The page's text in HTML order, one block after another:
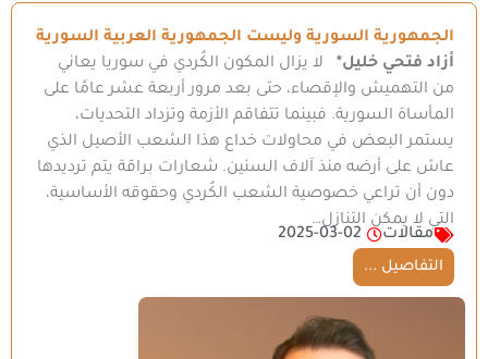
الجمهورية السورية وليست الجمهورية العربية السورية
أزاد فتحي خليل*
لا يزال المكون الكُردي في سوريا يعاني
من التهميش والإقصاء، حتى بعد مرور أربعة عشر عامًا على
المأساة السورية. فبينما تتفاقم الأزمة وتزداد التحديات،
يستمر البعض في محاولات خداع هذا الشعب الأصيل الذي
عاش على أرضه منذ آلاف السنين. شعارات براقة يتم ترديدها
دون أن تراعي خصوصية الشعب الكُردي وحقوقه الأساسية،
التي لا يمكن التنازل…
مقالات
2025-03-02
التفاصيل ...